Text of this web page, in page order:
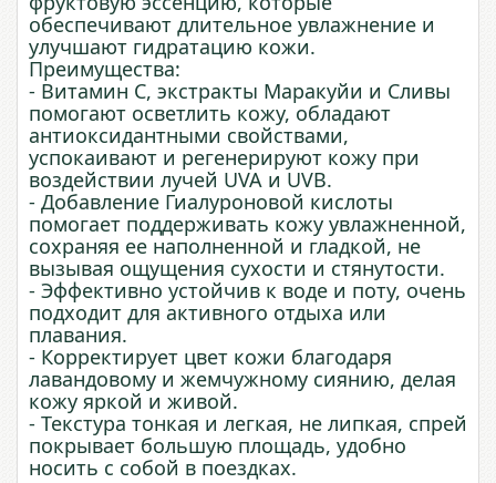
обеспечивают длительное увлажнение и
улучшают гидратацию кожи.
Преимущества:
- Витамин С, экстракты Маракуйи и Сливы
помогают осветлить кожу, обладают
антиоксидантными свойствами,
успокаивают и регенерируют кожу при
воздействии лучей UVA и UVB.
- Добавление Гиалуроновой кислоты
помогает поддерживать кожу увлажненной,
сохраняя ее наполненной и гладкой, не
вызывая ощущения сухости и стянутости.
- Эффективно устойчив к воде и поту, очень
подходит для активного отдыха или
плавания.
- Корректирует цвет кожи благодаря
лавандовому и жемчужному сиянию, делая
кожу яркой и живой.
- Текстура тонкая и легкая, не липкая, спрей
покрывает большую площадь, удобно
носить с собой в поездках.